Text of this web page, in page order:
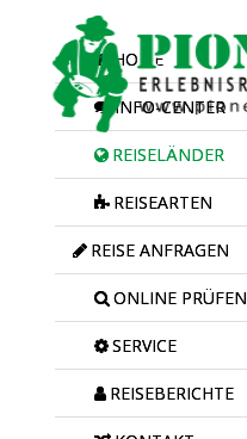
HOME
INFO-CENTER
REISELÄNDER
REISEARTEN
REISE ANFRAGEN
ONLINE PRÜFEN
SERVICE
REISEBERICHTE